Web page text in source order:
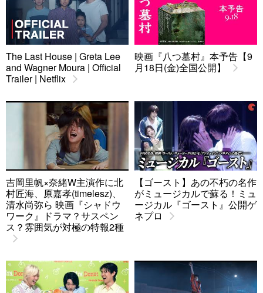
The Last House | Greta Lee
and Wagner Moura | Official
Trailer | Netflix
映画『八つ墓村』本予告【9
月18日(金)全国公開】
吉岡里帆×奈緒W主演作に北
村匠海、原嘉孝(timelesz)、
清水尚弥ら 映画『シャドウ
ワーク』ドラマ？サスペン
ス？雰囲気が対極の特報2種
【ゴースト】あの不朽の名作
がミュージカルで蘇る！ミュ
ージカル『ゴースト』公開ゲ
ネプロ